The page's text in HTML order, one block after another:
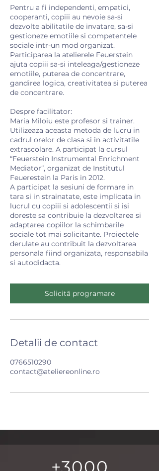
Pentru a fi independenti, empatici,
cooperanti, copiii au nevoie sa-si
dezvolte abilitatile de invatare, sa-si
gestioneze emotiile si competentele
sociale intr-un mod organizat.
Participarea la atelierele Feuerstein
ajuta copiii sa-si inteleaga/gestioneze
emotiile, puterea de concentrare,
gandirea logica, creativitatea si puterea
de concentrare.
Despre facilitator:
Maria Miloiu este profesor si trainer.
Utilizeaza aceasta metoda de lucru in
cadrul orelor de clasa si in activitatile
extrascolare. A participat la cursul
“Feuerstein Instrumental Enrichment
Mediator“, organizat de Institutul
Feuerestein la Paris in 2012.
A participat la sesiuni de formare in
tara si in strainatate, este implicata in
lucrul cu copiii si adolescentii si isi
doreste sa contribuie la dezvoltarea si
adaptarea copiilor la schimbarile
sociale tot mai solicitante. Proiectele
derulate au contribuit la dezvoltarea
personala fiind organizata, responsabila
si autodidacta.
Solicită programare
Detalii de contact
0766510290
contact@ateliereonline.ro